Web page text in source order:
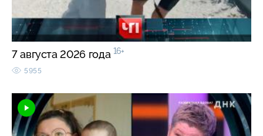
7 августа 2026 года 16+
5955